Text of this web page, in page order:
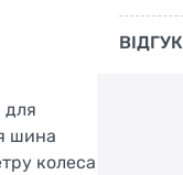
для
шина
колеса